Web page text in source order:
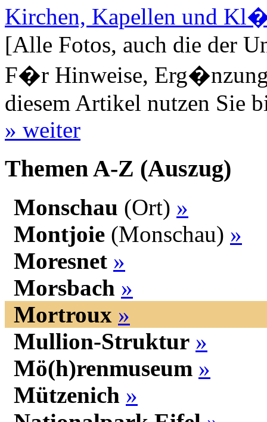
Kirchen, Kapellen und
[Alle Fotos, auch die der
F�r Hinweise,
diesem Artikel nutzen Sie
» weiter
Themen A-Z (Auszug)
Monschau (Ort) »
Montjoie (Monschau) »
Moresnet »
Morsbach »
Mortroux »
Mullion-Struktur »
Mö(h)renmuseum »
Mützenich »